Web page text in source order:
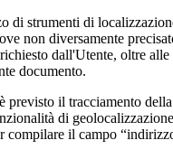
di strumenti di
non diversamente
dall'Utente, oltre
documento.
previsto il tracciamento
di
compilare il campo